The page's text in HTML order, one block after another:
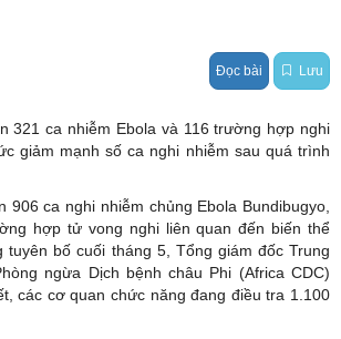
Đọc bài Lưu
321 ca nhiễm Ebola và 116 trường hợp nghi
giảm mạnh số ca nghi nhiễm sau quá trình
906 ca nghi nhiễm chủng Ebola Bundibugyo,
hợp tử vong nghi liên quan đến biến thể
tuyên bố cuối tháng 5, Tổng giám đốc Trung
ngừa Dịch bệnh châu Phi (Africa CDC)
các cơ quan chức năng đang điều tra 1.100